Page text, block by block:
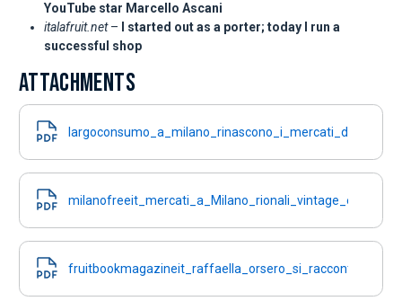
YouTube star Marcello Ascani
italafruit.net–
I started out as a porter; today I run a
successful shop
ATTACHMENTS